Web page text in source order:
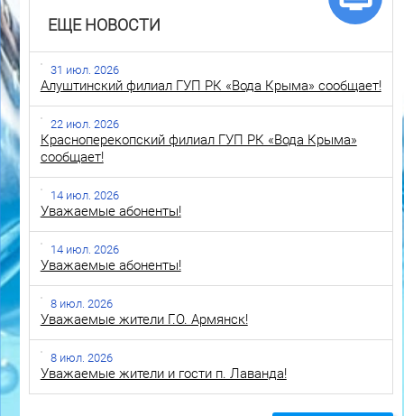
ЕЩЕ НОВОСТИ
31 июл. 2026
Алуштинский филиал ГУП РК «Вода Крыма» сообщает!
22 июл. 2026
Красноперекопский филиал ГУП РК «Вода Крыма»
сообщает!
14 июл. 2026
Уважаемые абоненты!
14 июл. 2026
Уважаемые абоненты!
8 июл. 2026
Уважаемые жители Г.О. Армянск!
8 июл. 2026
Уважаемые жители и гости п. Лаванда!